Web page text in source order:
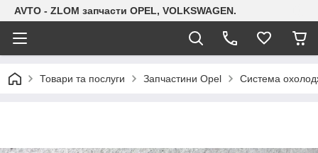
AVTO - ZLOM запчасти OPEL, VOLKSWAGEN.
Товари та послуги Запчастини Opel Система